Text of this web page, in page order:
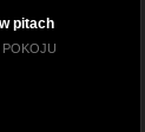
pitach